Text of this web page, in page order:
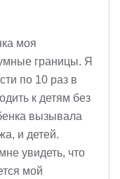
моя
границы. Я
по 10 раз в
к детям без
вызывала
и детей.
увидеть, что
мой